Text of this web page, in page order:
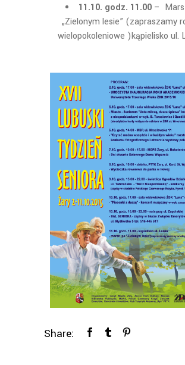
11.10. godz. 11.00 –
„Zielonym lesie” (zapraszamy
wielopokoleniowe )kąpielisko ul.
Share: